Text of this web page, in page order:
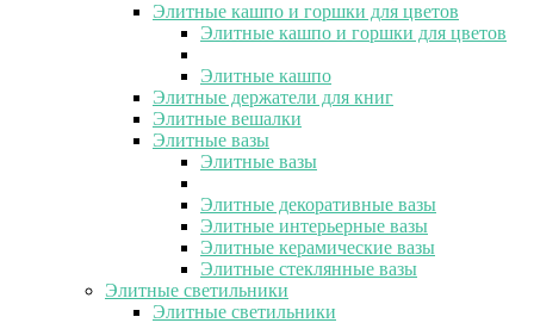
Элитные кашпо и горшки для цветов
Элитные кашпо и горшки для цветов
Элитные кашпо
Элитные держатели для книг
Элитные вешалки
Элитные вазы
Элитные вазы
Элитные декоративные вазы
Элитные интерьерные вазы
Элитные керамические вазы
Элитные стеклянные вазы
Элитные светильники
Элитные светильники